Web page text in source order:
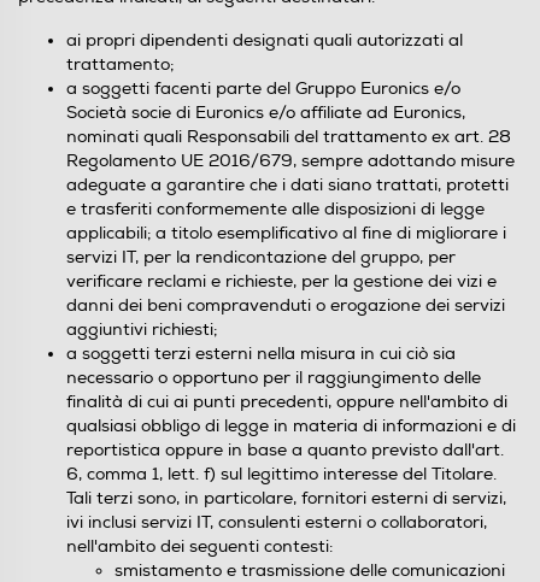
ai propri dipendenti designati quali autorizzati al
trattamento;
a soggetti facenti parte del Gruppo Euronics e/o
Società socie di Euronics e/o affiliate ad Euronics,
nominati quali Responsabili del trattamento ex art. 28
Regolamento UE 2016/679, sempre adottando misure
adeguate a garantire che i dati siano trattati, protetti
e trasferiti conformemente alle disposizioni di legge
applicabili; a titolo esemplificativo al fine di migliorare i
servizi IT, per la rendicontazione del gruppo, per
verificare reclami e richieste, per la gestione dei vizi e
danni dei beni compravenduti o erogazione dei servizi
aggiuntivi richiesti;
a soggetti terzi esterni nella misura in cui ciò sia
necessario o opportuno per il raggiungimento delle
finalità di cui ai punti precedenti, oppure nell'ambito di
qualsiasi obbligo di legge in materia di informazioni e di
reportistica oppure in base a quanto previsto dall'art.
6, comma 1, lett. f) sul legittimo interesse del Titolare.
Tali terzi sono, in particolare, fornitori esterni di servizi,
ivi inclusi servizi IT, consulenti esterni o collaboratori,
nell'ambito dei seguenti contesti:
smistamento e trasmissione delle comunicazioni